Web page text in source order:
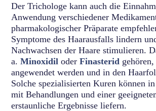
Der Trichologe kann auch die
Anwendung verschiedener
pharmakologischer Präparate
Symptome des Haarausfalls lindern
Nachwachsen der Haare stimulieren.
a.Minoxidil oderFinasterid
angewendet werden und in den
Solche spezialisierten Kuren können
mit Behandlungen und einer
erstaunliche Ergebnisse liefern.